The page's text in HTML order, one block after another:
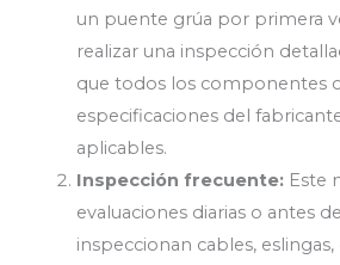
un puente grúa por primera
realizar una inspección
que todos los componentes
especificaciones del
aplicables.
Inspección frecuente:Este
evaluaciones diarias o antes
inspeccionan cables,